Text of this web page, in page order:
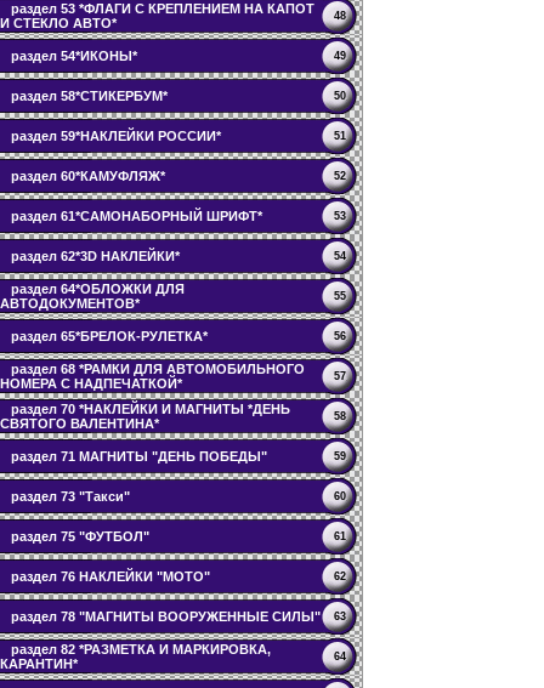
раздел 53 *ФЛАГИ С КРЕПЛЕНИЕМ НА КАПОТ
И СТЕКЛО АВТО*
48
раздел 54*ИКОНЫ* 49
раздел 58*СТИКЕРБУМ* 50
раздел 59*НАКЛЕЙКИ РОССИИ* 51
раздел 60*КАМУФЛЯЖ* 52
раздел 61*САМОНАБОРНЫЙ ШРИФТ* 53
раздел 62*3D НАКЛЕЙКИ* 54
раздел 64*ОБЛОЖКИ ДЛЯ
АВТОДОКУМЕНТОВ*
55
раздел 65*БРЕЛОК-РУЛЕТКА* 56
раздел 68 *РАМКИ ДЛЯ АВТОМОБИЛЬНОГО
НОМЕРА С НАДПЕЧАТКОЙ*
57
раздел 70 *НАКЛЕЙКИ И МАГНИТЫ *ДЕНЬ
СВЯТОГО ВАЛЕНТИНА*
58
раздел 71 МАГНИТЫ "ДЕНЬ ПОБЕДЫ" 59
раздел 73 "Такси" 60
раздел 75 "ФУТБОЛ" 61
раздел 76 НАКЛЕЙКИ "МОТО" 62
раздел 78 "МАГНИТЫ ВООРУЖЕННЫЕ СИЛЫ" 63
раздел 82 *РАЗМЕТКА И МАРКИРОВКА,
КАРАНТИН*
64